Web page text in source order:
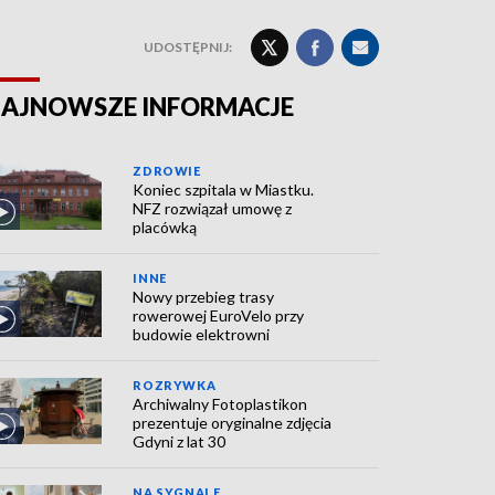
UDOSTĘPNIJ:
INFORMACJE
ZDROWIE
Koniec szpitala w Miastku.
NFZ rozwiązał umowę z
placówką
INNE
Nowy przebieg trasy
rowerowej EuroVelo przy
budowie elektrowni
ROZRYWKA
Archiwalny Fotoplastikon
prezentuje oryginalne zdjęcia
Gdyni z lat 30